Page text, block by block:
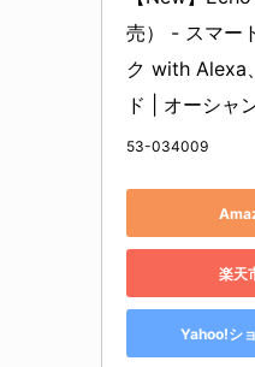
売） - スマー
ク with Alexa
ド | オーシャ
53-034009
楽天
Yahoo!シ